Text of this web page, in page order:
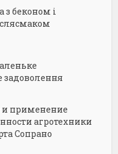
з беконом і
задоволення
применение
агротехники
Сопрано